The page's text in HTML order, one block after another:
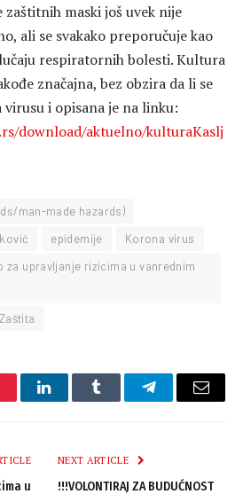
zaštitnih maski još uvek nije
ali se svakako preporučuje kao
respiratornih bolesti. Kultura
značajna, bez obzira da li se
i opisana je na linku:
download/aktuelno/kulturaKaslj
man-made hazards)
epidemije
Korona virus
upravljanje rizicima u vanrednim
Zaštita
LinkedInTumblr TelegramEmail
u
NEXT ARTICLE
!!!VOLONTIRAJ ZA BUDUĆNOST